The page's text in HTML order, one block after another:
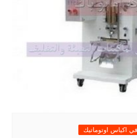
اكياس اوتوماتيك